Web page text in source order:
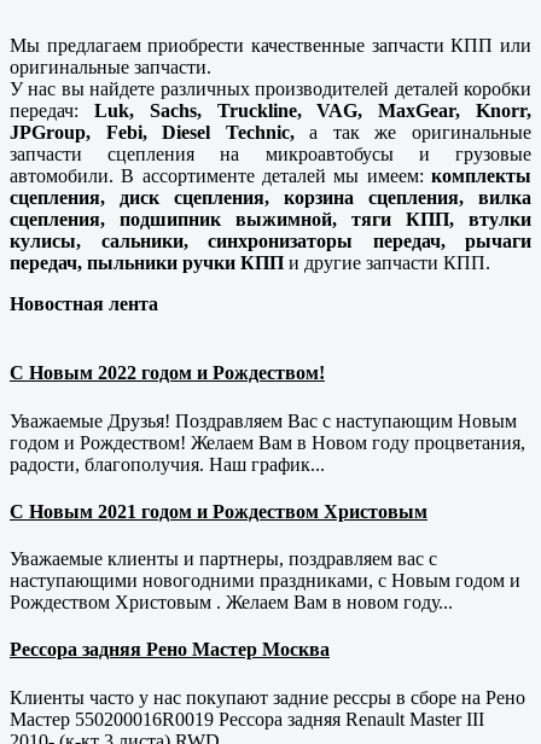
Мы предлагаем приобрести качественные запчасти КПП или
оригинальные запчасти.
У нас вы найдете различных производителей деталей коробки
передач: Luk, Sachs, Truckline, VAG, MaxGear, Knorr,
JPGroup, Febi, Diesel Technic,а так же оригинальные
запчасти сцепления на микроавтобусы и грузовые
автомобили. В ассортименте деталей мы имеем: комплекты
сцепления, диск сцепления, корзина сцепления, вилка
сцепления, подшипник выжимной, тяги КПП, втулки
кулисы, сальники, синхронизаторы передач, рычаги
передач, пыльники ручки КПП и другие запчасти КПП.
Новостная лента
С Новым 2022 годом и Рождеством!
Уважаемые Друзья! Поздравляем Вас с наступающим Новым
годом и Рождеством! Желаем Вам в Новом году процветания,
радости, благополучия. Наш график...
С Новым 2021 годом и Рождеством Христовым
Уважаемые клиенты и партнеры, поздравляем вас с
наступающими новогодними праздниками, с Новым годом и
Рождеством Христовым . Желаем Вам в новом году...
Рессора задняя Рено Мастер Москва
Клиенты часто у нас покупают задние рессры в сборе на Рено
Мастер 550200016R0019 Рессора задняя Renault Master III